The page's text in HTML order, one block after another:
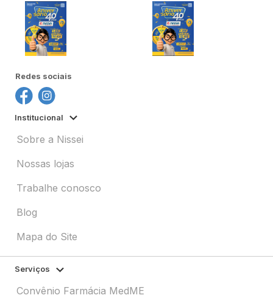
Redes sociais
Institucional
Sobre a Nissei
Nossas lojas
Trabalhe conosco
Blog
Mapa do Site
Serviços
Convênio Farmácia MedME